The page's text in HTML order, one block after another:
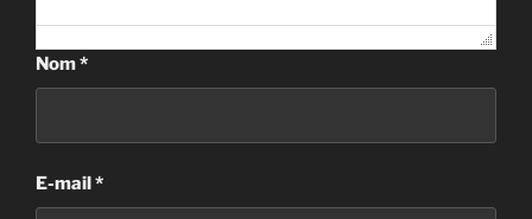
Nom*
E-mail*